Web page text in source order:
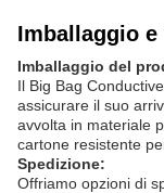
Imballaggio
Imballaggio del
Il Big Bag
assicurare il suo
avvolta in materiale
cartone resistente
Spedizione:
Offriamo opzioni di